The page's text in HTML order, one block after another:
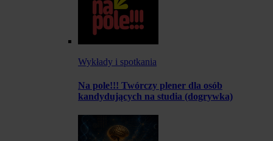
Wykłady i spotkania
Na pole!!! Twórczy plener dla osób
kandydujących na studia (dogrywka)